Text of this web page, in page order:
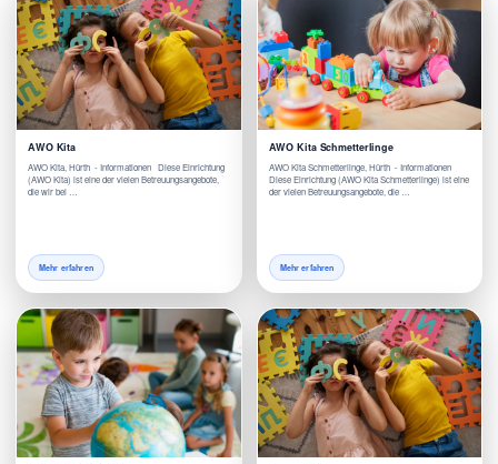
AWO Kita
AWO Kita, Hürth - Informationen Diese Einrichtung
(AWO Kita) ist eine der vielen Betreuungsangebote,
die wir bei …
Mehr erfahren
AWO Kita Schmetterlinge
AWO Kita Schmetterlinge, Hürth - Informationen
Diese Einrichtung (AWO Kita Schmetterlinge) ist eine
der vielen Betreuungsangebote, die …
Mehr erfahren